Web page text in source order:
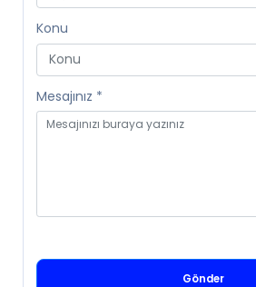
Konu
Mesajınız *
Gönder